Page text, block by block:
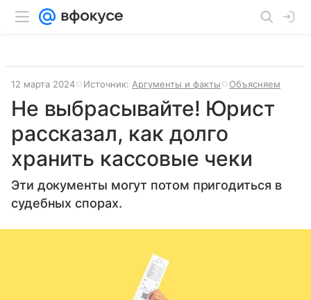
12 марта 2024 Источник: Аргументы и факты Объясняем
Не выбрасывайте! Юрист
рассказал, как долго
хранить кассовые чеки
Эти документы могут потом пригодиться в
судебных спорах.